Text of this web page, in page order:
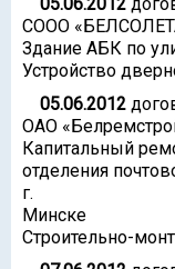
СООО
Здание АБК по
Устройство
05.06.2012
ОАО
Капитальный
отделения
г.
Минске
Строительно-